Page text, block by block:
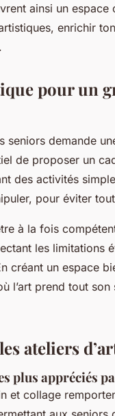
ainsi un espace
enrichir
pour un
seniors demande
de proposer un
des activités
pour éviter
à la fois
les limitations
créant un espace
l’art prend tout
ateliers
plus appréciés
et collage